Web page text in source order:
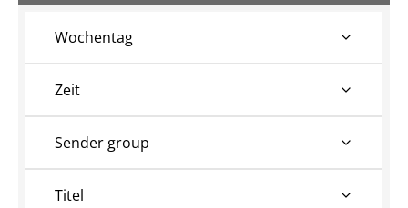
Wochentag
Zeit
Sender group
Titel